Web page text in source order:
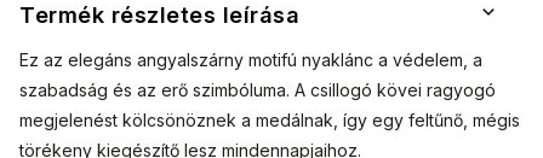
Termék részletes leírása
Ez az elegáns angyalszárny motifú nyaklánc a védelem, a
szabadság és az erő szimbóluma. A csillogó kövei ragyogó
megjelenést kölcsönöznek a medálnak, így egy feltűnő, mégis
törékeny kiegészítő lesz mindennapjaihoz.